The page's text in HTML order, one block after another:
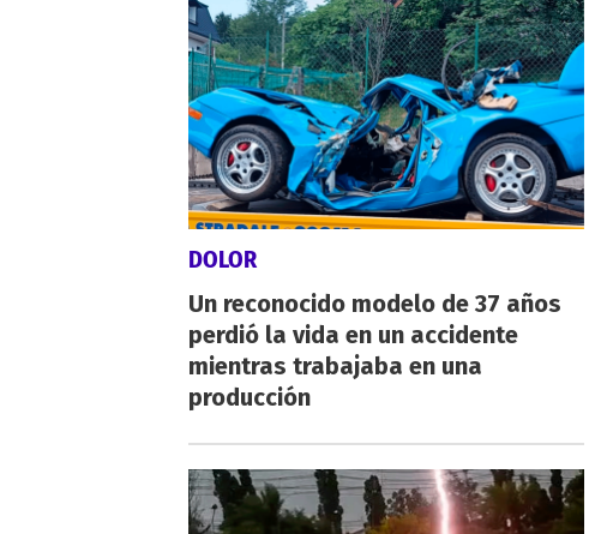
DOLOR
Un reconocido modelo de 37 años
perdió la vida en un accidente
mientras trabajaba en una
producción